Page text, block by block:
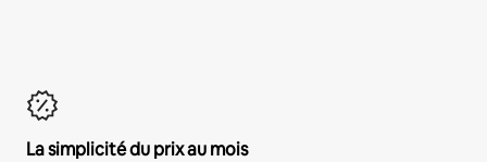
La simplicité du prix au mois